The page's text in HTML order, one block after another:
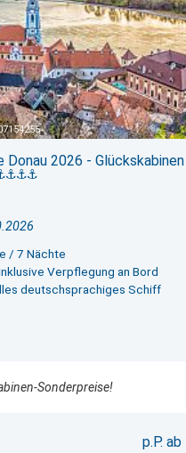
Donau 2026 - Glückskabinen
/ 7 Nächte
Verpflegung an Bord
deutschsprachiges Schiff
Sonderpreise!